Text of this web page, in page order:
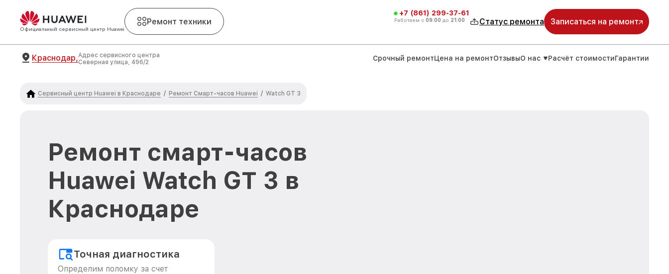
Официальный сервисный центр Huawei
Ремонт техники
+7 (861) 299-37-61
Работаем с 09:00 до 21:00 Статус ремонта Записаться на ремонт
Краснодар,Адрес сервисного центра
Северная улица, 496/2
Срочный ремонтЦена на ремонтОтзывыО нас Расчёт стоимостиГарантии
Сервисный центр Huawei в Краснодаре / Ремонт Смарт-часов Huawei / Watch GT 3
Ремонт смарт-часов
Huawei Watch GT 3 в
Краснодаре
Точная диагностика
Определим поломку за счет